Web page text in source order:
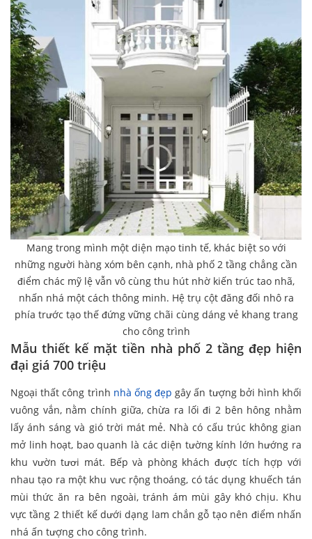
Mang trong mình một diện mạo tinh tế, khác biệt so với
những người hàng xóm bên cạnh, nhà phố 2 tầng chẳng cần
điểm chác mỹ lệ vẫn vô cùng thu hút nhờ kiến trúc tao nhã,
nhấn nhá một cách thông minh. Hệ trụ cột đăng đối nhô ra
phía trước tạo thế đứng vững chãi cùng dáng vẻ khang trang
cho công trình
Mẫu thiết kế mặt tiền nhà phố 2 tầng đẹp hiện
đại giá 700 triệu
Ngoại thất công trình nhà ống đẹp gây ấn tượng bởi hình khối
vuông vắn, nằm chính giữa, chừa ra lối đi 2 bên hông nhằm
lấy ánh sáng và gió trời mát mẻ. Nhà có cấu trúc không gian
mở linh hoạt, bao quanh là các diện tường kính lớn hướng ra
khu vườn tươi mát. Bếp và phòng khách được tích hợp với
nhau tạo ra một khu vưc rộng thoáng, có tác dụng khuếch tán
mùi thức ăn ra bên ngoài, tránh ám mùi gây khó chịu. Khu
vực tầng 2 thiết kế dưới dạng lam chắn gỗ tạo nên điểm nhấn
nhá ấn tượng cho công trình.